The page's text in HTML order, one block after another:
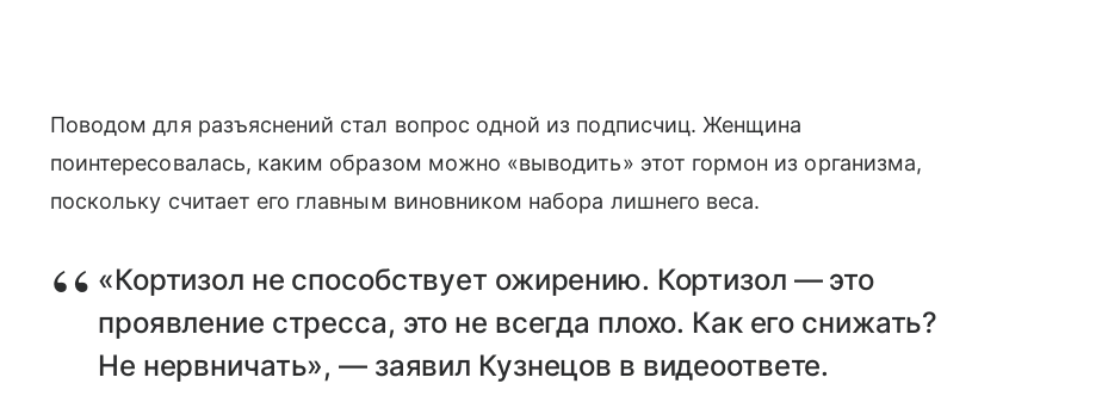
Поводом для разъяснений стал вопрос одной из подписчиц. Женщина
поинтересовалась, каким образом можно «выводить» этот гормон из организма,
поскольку считает его главным виновником набора лишнего веса.
«Кортизол не способствует ожирению. Кортизол — это
проявление стресса, это не всегда плохо. Как его снижать?
Не нервничать», — заявил Кузнецов в видеоответе.